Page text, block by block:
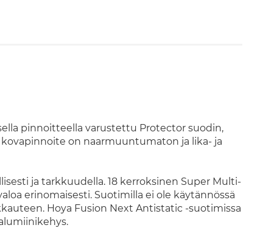
pinnoitteella varustettu Protector suodin,
on naarmuuntumaton ja lika- ja
ja tarkkuudella. 18 kerroksinen Super Multi-
erinomaisesti. Suotimilla ei ole käytännössä
Hoya Fusion Next Antistatic -suotimissa